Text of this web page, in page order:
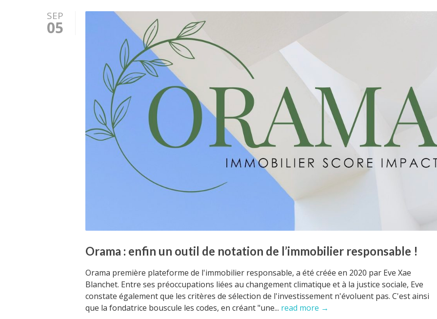
SEP
05
Orama : enfin un outil de notation de l’immobilier responsable !
Orama première plateforme de l'immobilier responsable, a été créée en 2020 par Eve Xae
Blanchet. Entre ses préoccupations liées au changement climatique et à la justice sociale, Eve
constate également que les critères de sélection de l'investissement n'évoluent pas. C'est ainsi
que la fondatrice bouscule les codes, en créant "une... read more →